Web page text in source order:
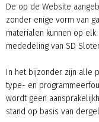
De op de Website
zonder enige vorm van
materialen kunnen op
mededeling van SD
In het bijzonder zijn alle
type- en
wordt geen
stand op basis van